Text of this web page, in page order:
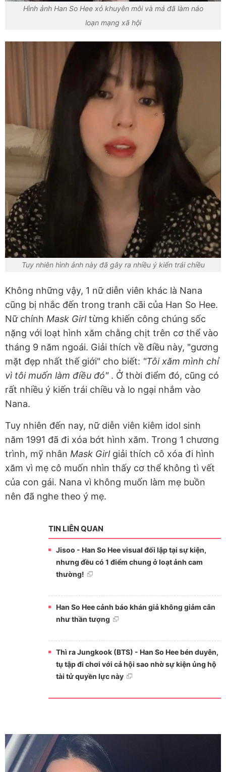
Hình ảnh Han So Hee xỏ khuyên môi và má đã làm náo
loạn mạng xã hội
Tuy nhiên hình ảnh này đã gây ra nhiều ý kiến trái chiều
Không những vậy, 1 nữ diễn viên khác là Nana
cũng bị nhắc đến trong tranh cãi của Han So Hee.
Nữ chính Mask Girltừng khiến công chúng sốc
nặng với loạt hình xăm chằng chịt trên cơ thể vào
tháng 9 năm ngoái. Giải thích về điều này, "gương
mặt đẹp nhất thế giới" cho biết: "Tôi xăm mình chỉ
vì tôi muốn làm điều đó" . Ở thời điểm đó, cũng có
rất nhiều ý kiến trái chiều và lo ngại nhắm vào
Nana.
Tuy nhiên đến nay, nữ diễn viên kiêm idol sinh
năm 1991 đã đi xóa bớt hình xăm. Trong 1 chương
trình, mỹ nhân Mask Girl giải thích cô xóa đi hình
xăm vì mẹ cô muốn nhìn thấy cơ thể không tì vết
của con gái. Nana vì không muốn làm mẹ buồn
nên đã nghe theo ý mẹ.
TIN LIÊN QUAN
Jisoo - Han So Hee visual đối lập tại sự kiện,
nhưng đều có 1 điểm chung ở loạt ảnh cam
thường!
Han So Hee cảnh báo khán giả không giảm cân
như thần tượng
Thì ra Jungkook (BTS) - Han So Hee bén duyên,
tụ tập đi chơi với cả hội sao nhờ sự kiện ủng hộ
tài tử quyền lực này